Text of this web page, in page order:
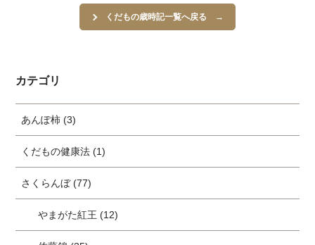
くだもの歳時記一覧へ戻る
カテゴリ
あんぽ柿 (3)
くだもの健康法 (1)
さくらんぼ (77)
やまがた紅王 (12)